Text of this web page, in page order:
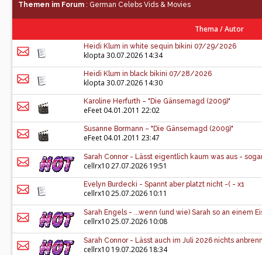
Themen im Forum : German Celebs Vids & Movies
Thema/Autor
Heidi Klum in white sequin bikini 07/29/2026
klopta 30.07.2026 14:34
Heidi Klum in black bikini 07/28/2026
klopta 30.07.2026 14:30
Karoline Herfurth – "Die Gänsemagd (2009)"
eFeet 04.01.2011 22:02
Susanne Bormann – "Die Gänsemagd (2009)"
eFeet 04.01.2011 23:47
Sarah Connor - Lässt eigentlich kaum was aus -
cellrx1027.07.2026 19:51
Evelyn Burdecki - Spannt aber platzt nicht -( - x1
cellrx1025.07.2026 10:11
Sarah Engels - ...wenn (und wie) Sarah so an einem
cellrx1025.07.2026 10:08
Sarah Connor - Lässt auch im Juli 2026 nichts
cellrx10 19.07.2026 18:34